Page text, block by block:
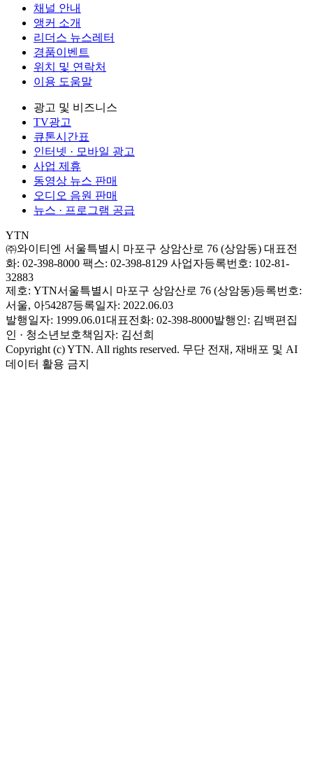
채널 안내
앵커 소개
리더스 뉴스레터
경품이벤트
위치 및 연락처
이용 도움말
광고 및 비즈니스
TV광고
큐톤시간표
인터넷 · 모바일 광고
사업 제휴
동영상 뉴스 판매
오디오 음원 판매
뉴스 · 프로그램 공급
YTN
㈜와이티엔 서울특별시 마포구 상암산로 76 (상암동) 대표전
화: 02-398-8000 팩스: 02-398-8129 사업자등록번호: 102-81-
32883
제호: YTN서울특별시 마포구 상암산로 76 (상암동)등록번호:
서울, 아54287등록일자: 2022.06.03
발행일자: 1999.06.01대표전화: 02-398-8000발행인: 김백편집
인 · 청소년보호책임자: 김선희
Copyright (c) YTN. All rights reserved. 무단 전재, 재배포 및 AI
데이터 활용 금지